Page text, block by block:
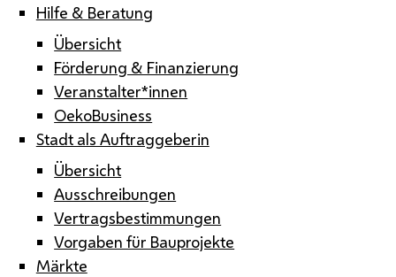
Hilfe & Beratung
Übersicht
Förderung & Finanzierung
Veranstalter*innen
OekoBusiness
Stadt als Auftraggeberin
Übersicht
Ausschreibungen
Vertragsbestimmungen
Vorgaben für Bauprojekte
Märkte